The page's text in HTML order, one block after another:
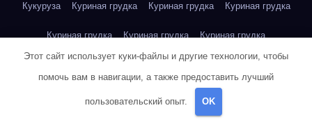
Кукуруза Куриная грудка Куриная грудка Куриная грудка
Куриная грудка Куриная грудка Куриная грудка
Куриная грудка Куриная грудка
Этот сайт использует куки-файлы и другие технологии, чтобы
помочь вам в навигации, а также предоставить лучший
пользовательский опыт. OK